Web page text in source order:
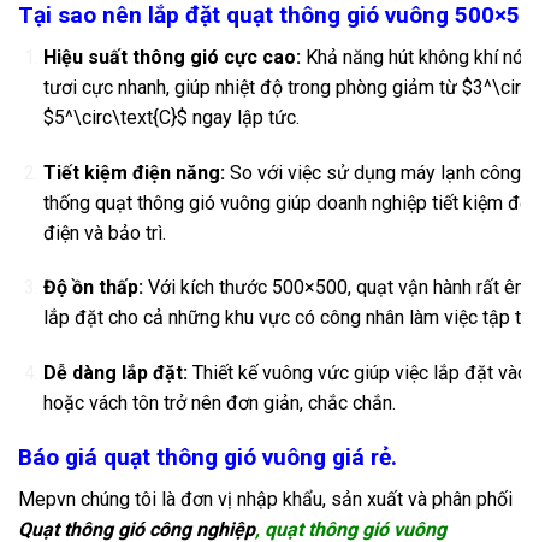
Tại sao nên lắp đặt quạt thông gió vuông
Hiệu suất thông gió cực cao:Khả năng hút không khí
tươi cực nhanh, giúp nhiệt độ trong phòng giảm từ
$5^\circ\text{C}$ ngay lập tức.
Tiết kiệm điện năng:So với việc sử dụng máy lạnh công
thống quạt thông gió vuông giúp doanh nghiệp tiết kiệm
điện và bảo trì.
Độ ồn thấp:Với kích thước 500×500, quạt vận hành rất êm
lắp đặt cho cả những khu vực có công nhân làm việc tập
Dễ dàng lắp đặt:Thiết kế vuông vức giúp việc lắp đặt vào
hoặc vách tôn trở nên đơn giản, chắc chắn.
Báo giá quạt thông gió vuông giá rẻ.
Mepvn chúng tôi là đơn vị nhập khẩu, sản xuất và phân phối
Quạt thông gió công nghiệp, quạt thông gió vuông